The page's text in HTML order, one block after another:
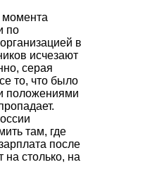
момента
по
в
исчезают
серая
то, что было
положениями
там, где
после
на столько, на